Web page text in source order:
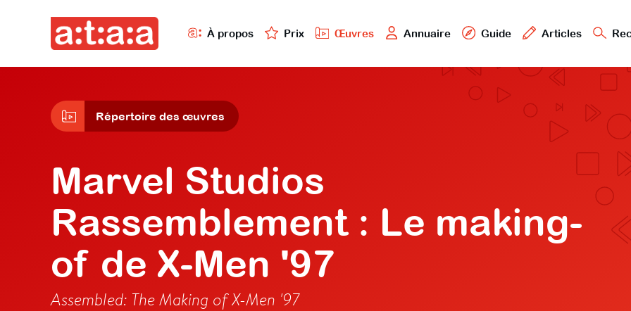
À propos Prix Œuvres Annuaire Guide Articles
Répertoire des œuvres
Marvel Studios
Rassemblement : Le making-
of de X-Men '97
Assembled: The Making of X-Men '97